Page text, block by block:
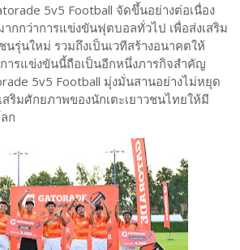
5v5 Football จัดขึ้นอย่างต่อเนื่อง
กกว่าการแข่งขันฟุตบอลทั่วไป เพื่อส่งเสริม
รุ่นใหม่ รวมถึงเป็นเวทีสร้างอนาคตให้
ารแข่งขันนี้ถือเป็นอีกหนึ่งภารกิจสำคัญ
5v5 Football มุ่งมั่นสานอย่างไม่หยุด
สริมศักยภาพของนักเตะเยาวชนไทยให้มี
ก